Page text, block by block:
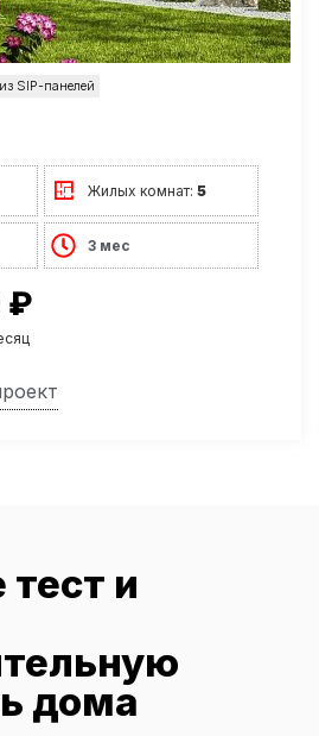
из SIP-панелей
Жилых комнат:5
3 мес
₽
и
дома